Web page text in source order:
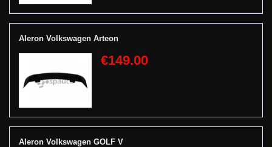
Aleron Volkswagen Arteon
€149.00
Aleron Volkswagen GOLF V